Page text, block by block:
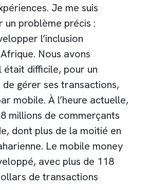
Je me suis
un problème précis :
l’inclusion
Nous avons
était difficile, pour un
gérer ses transactions,
mobile. À l’heure actuelle,
millions de commerçants
dont plus de la moitié en
Le mobile money
avec plus de 118
de transactions